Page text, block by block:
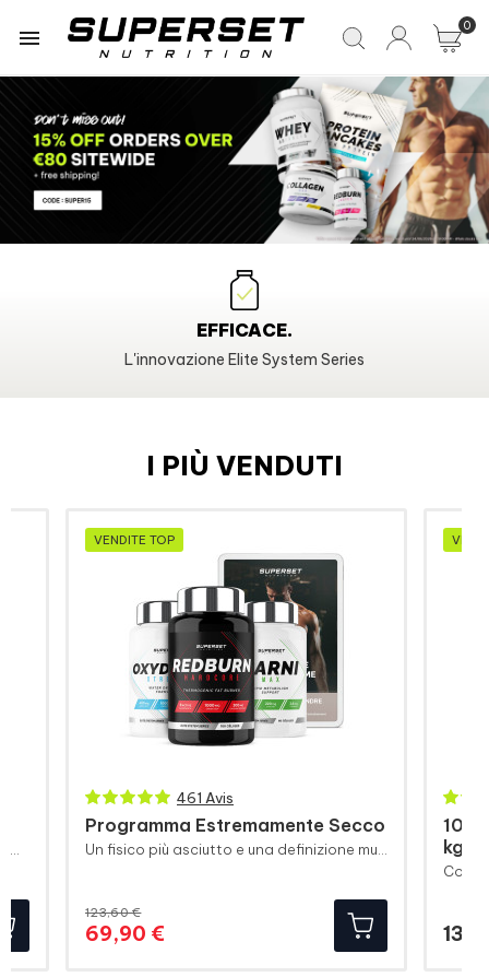
 0
EFFICACE.
L'innovazione Elite System Series
I PIÙ VENDUTI
VENDITE TOP
461 Avis
Programma Estremamente Secco
123,60 €
69,90 €
kg)